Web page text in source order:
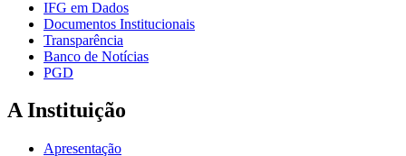
IFG em Dados
Documentos Institucionais
Transparência
Banco de Notícias
PGD
A Instituição
Apresentação